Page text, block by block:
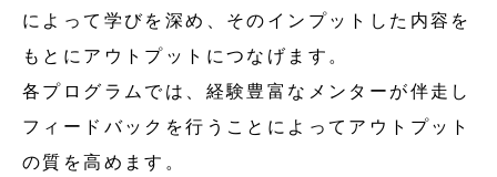
によって学びを深め、そのインプットした内容を
もとにアウトプットにつなげます。
各プログラムでは、経験豊富なメンターが伴走し
フィードバックを行うことによってアウトプット
の質を高めます。